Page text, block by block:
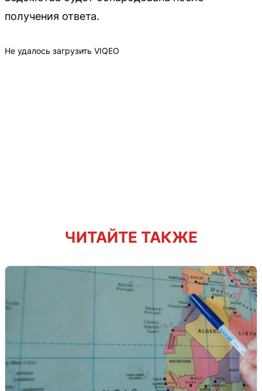
получения ответа.
Не удалось загрузить VIQEO
ЧИТАЙТЕ ТАКЖЕ